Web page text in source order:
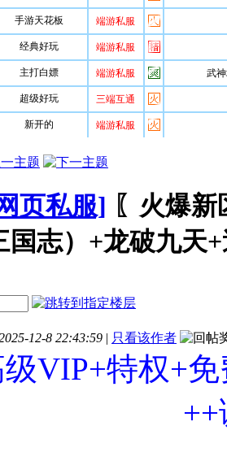
页私服] 〖火爆
国志）+龙破九天
12-8 22:43:59 | 只看该作者
VIP+特权+